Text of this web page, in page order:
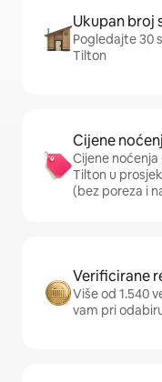
Ukupan broj
Pogledajte 30
Tilton
Cijene
Cijene
Tilton u
(bez poreza i
Verificirane
Više od 1.540
vam pri